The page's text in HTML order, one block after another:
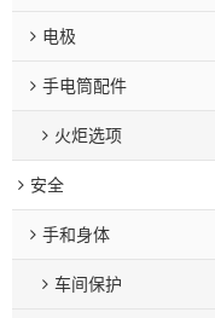
电极
手电筒配件
火炬选项
安全
手和身体
车间保护